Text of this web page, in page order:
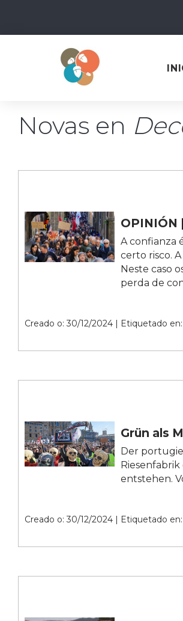
content
Novas en
OPINIÓN
A confianza
certo risco.
Neste caso
perda de
Creado o: 30/12/2024 | Etiquetado en:
Grün als
Der
entstehen.
Creado o: 30/12/2024 | Etiquetado en: